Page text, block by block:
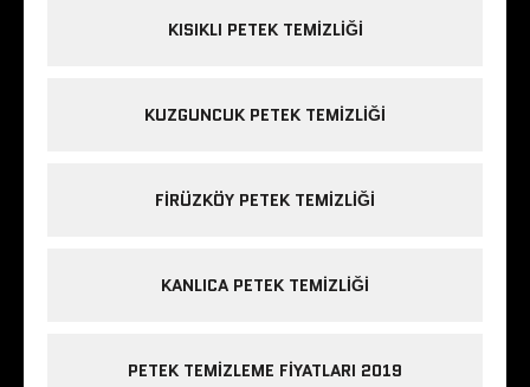
KISIKLI PETEK TEMIZLIĞI
KUZGUNCUK PETEK TEMIZLIĞI
FIRÜZKÖY PETEK TEMIZLIĞI
KANLICA PETEK TEMIZLIĞI
PETEK TEMIZLEME FIYATLARI 2019